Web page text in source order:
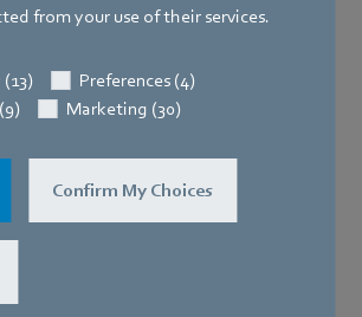
from your use of their services.
Preferences (4)
Marketing (30)
Confirm My Choices
der Deutschen Schule Mailand
gegen Leberkrebs“ ein neuartiges
Wachstum und die Ausbreitung von
Durch die Blockierung zentraler
an ihrer Entwicklung gehindert
Zellen unbeschädigt bleiben. Das
einer wirksamen, möglichst
Therapieform, die das Fortschreiten von
oder sogar stoppen kann.